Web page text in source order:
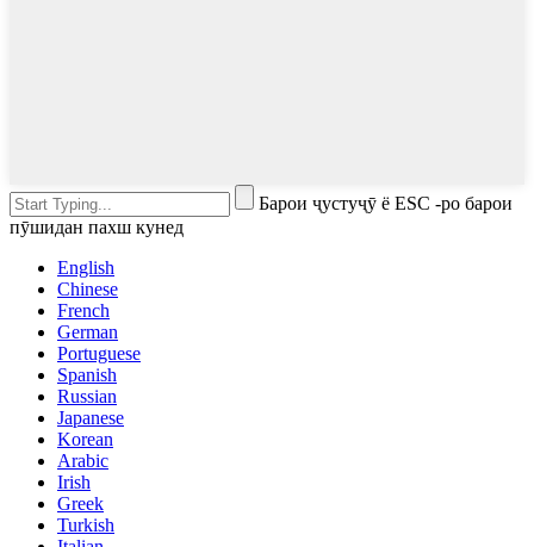
Барои ҷустуҷӯ ё ESC -ро барои
пӯшидан пахш кунед
English
Chinese
French
German
Portuguese
Spanish
Russian
Japanese
Korean
Arabic
Irish
Greek
Turkish